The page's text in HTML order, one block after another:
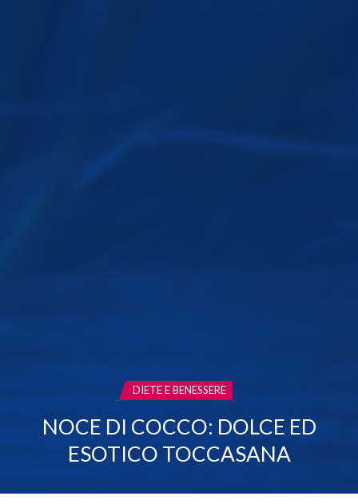
CATEGORIA:
DIETE E BENESSERE
NOCE DI COCCO: DOLCE ED
ESOTICO TOCCASANA